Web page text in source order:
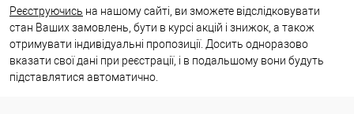
Реєструючись на нашому сайті, ви зможете відслідковувати
стан Ваших замовлень, бути в курсі акцій і знижок, а також
отримувати індивідуальні пропозиції. Досить одноразово
вказати свої дані при реєстрації, і в подальшому вони будуть
підставлятися автоматично.